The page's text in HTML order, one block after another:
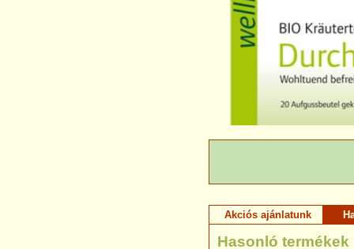
Akciós ajánlatunk
Hasonló termékek